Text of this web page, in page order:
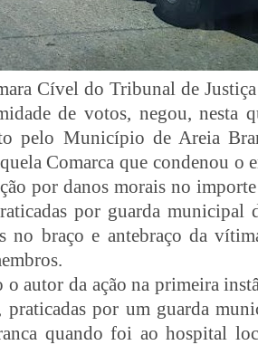
Cível do Tribunal de
de votos, negou, nesta
pelo Município de Areia
Comarca que condenou o
por danos morais no
por guarda municipal
no braço e antebraço da
o autor da ação na primeira
praticadas por um guarda
quando foi ao hospital